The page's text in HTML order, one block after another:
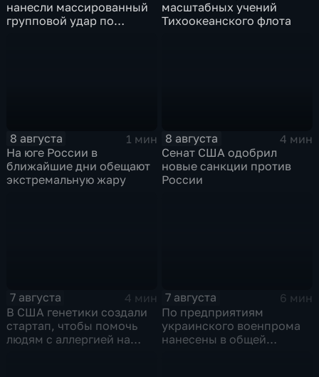
нанесли массированный
групповой удар по
масштабных учений
Тихоокеанского флота
8 августа
1 мин
На юге России в
ближайшие дни обещают
экстремальную жару
8 августа
4 мин
Сенат США одобрил
новые санкции против
России
7 августа
4 мин
В США генетики создали
стартап, чтобы помочь
людям с аллергией на
7 августа
6 мин
По предприятиям
украинского военпрома
нанесены в общей